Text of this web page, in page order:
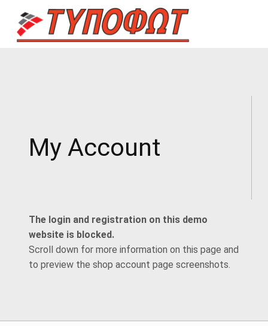
My Account
The login and registration on this demo
website is blocked.
Scroll down for more information on this page and
to preview the shop account page screenshots.